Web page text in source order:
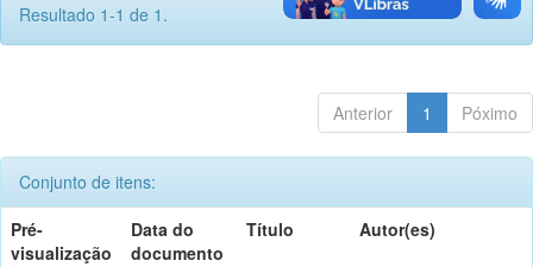
Resultado 1-1 de 1.
Anterior 1 Póximo
Conjunto de itens:
Pré-
visualização
Data do
documento
Título Autor(es)